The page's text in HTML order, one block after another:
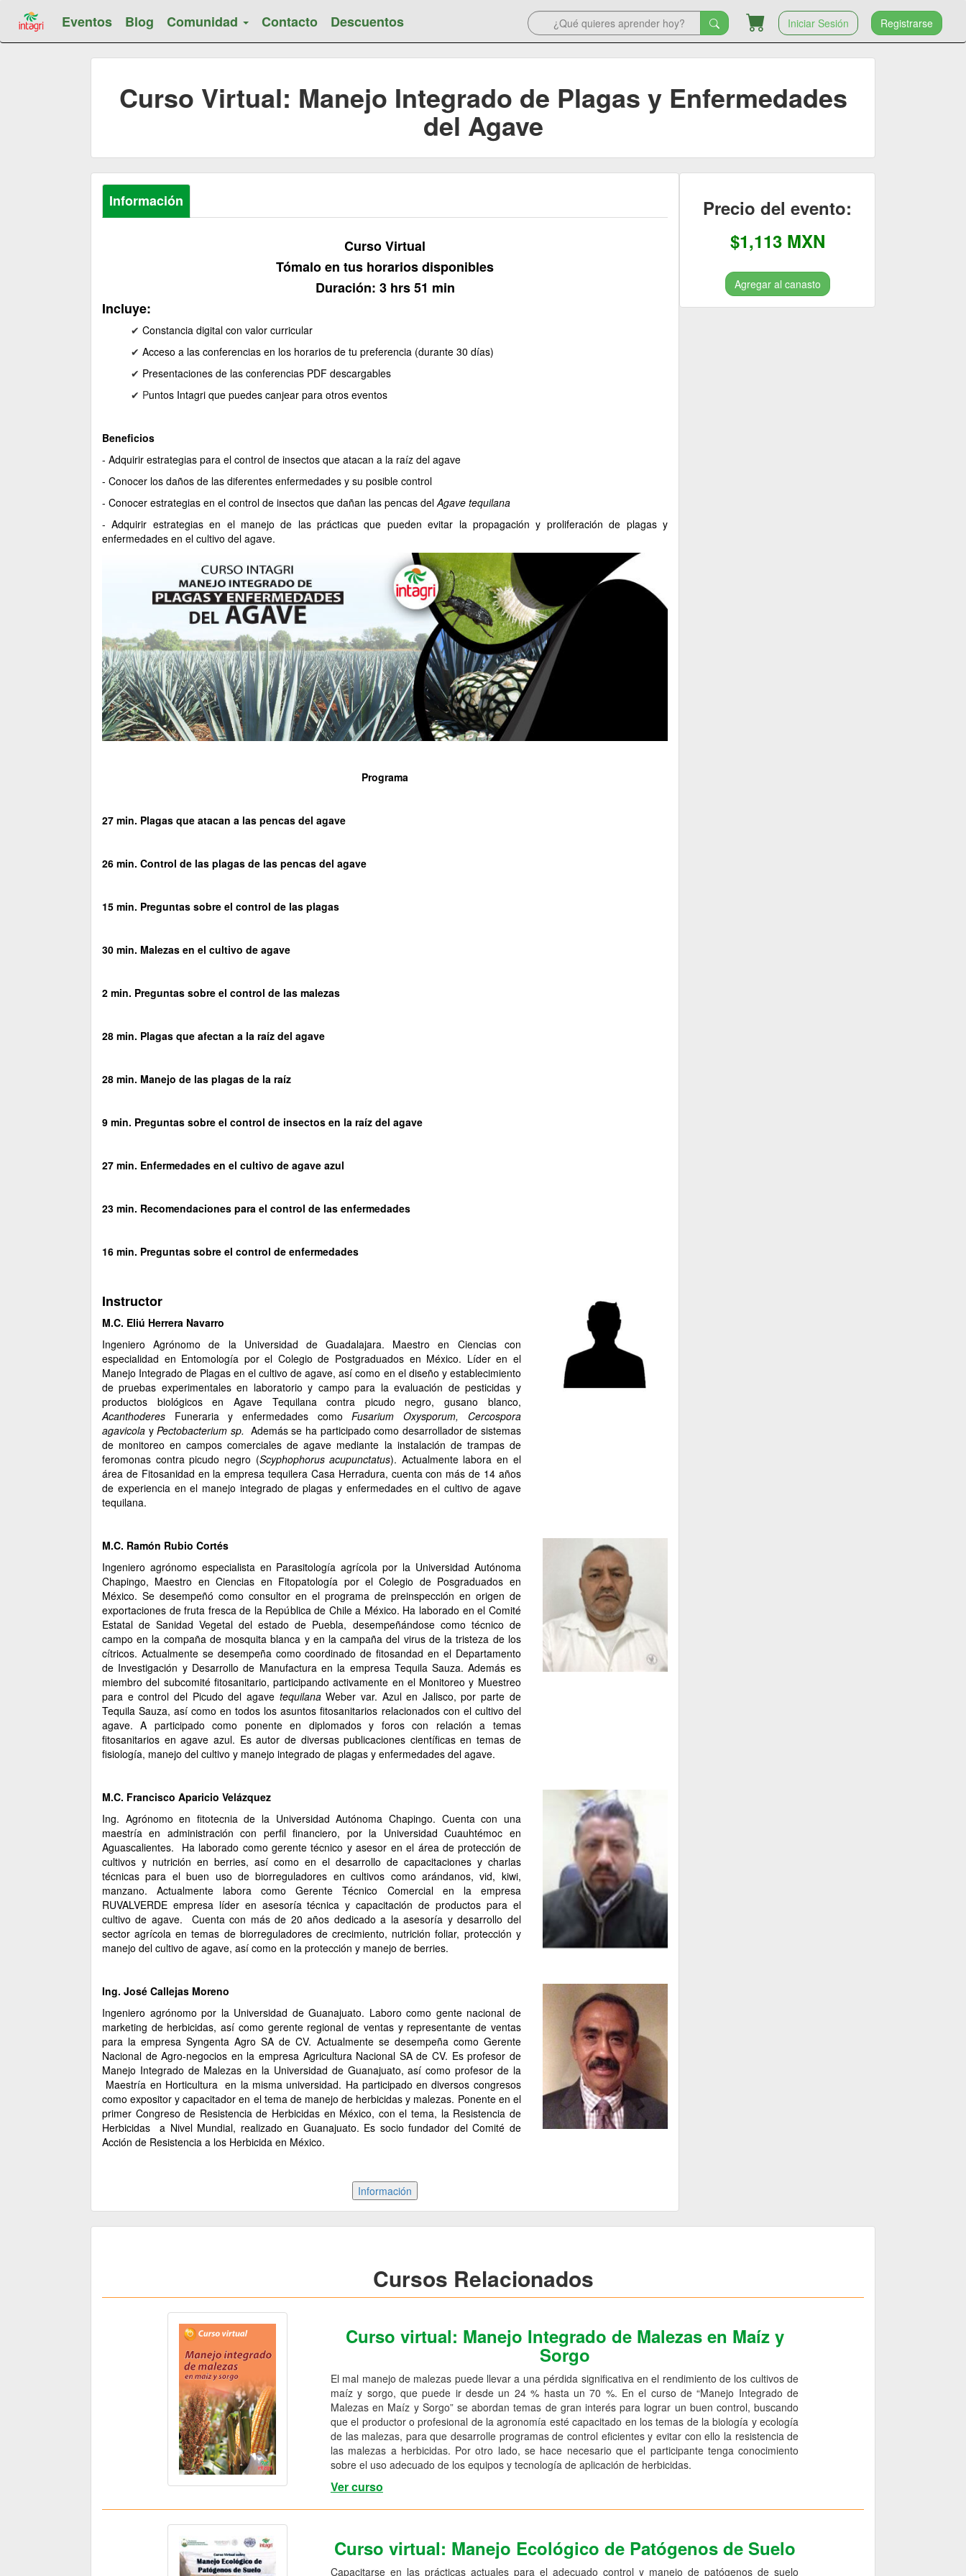
Eventos Blog Comunidad Contacto Descuentos Iniciar Sesión Registrarse
Curso Virtual: Manejo Integrado de Plagas y Enfermedades
del Agave
Información
Curso Virtual
Tómalo en tus horarios disponibles
Duración: 3 hrs 51 min
Incluye:
✔ ​ Constancia digital con valor curricular
✔ Acceso a las conferencias en los horarios de tu preferencia (durante 30 días)
✔ Presentaciones de las conferencias PDF descargables
✔ Puntos Intagri que puedes canjear para otros eventos
Beneficios
- Adquirir estrategias para el control de insectos que atacan a la raíz del agave
- Conocer los daños de las diferentes enfermedades y su posible control
- Conocer estrategias en el control de insectos que dañan las pencas delAgave tequilana
- Adquirir estrategias en el manejo de las prácticas que pueden evitar la propagación y proliferación de plagas y
enfermedades en el cultivo del agave.
Programa
27 min. Plagas que atacan a las pencas del agave
26 min. Control de las plagas de las pencas del agave
15 min. Preguntas sobre el control de las plagas
30 min. Malezas en el cultivo de agave
2 min. Preguntas sobre el control de las malezas
28 min. Plagas que afectan a la raíz del agave
28 min. Manejo de las plagas de la raíz
9 min. Preguntas sobre el control de insectos en la raíz del agave
27 min. Enfermedades en el cultivo de agave azul
23 min. Recomendaciones para el control de las enfermedades
16 min. Preguntas sobre el control de enfermedades
Instructor
M.C. Eliú Herrera Navarro
Ingeniero Agrónomo de la Universidad de Guadalajara. Maestro en Ciencias con
especialidad en Entomología por el Colegio de Postgraduados en México. Líder en el
Manejo Integrado de Plagas en el cultivo de agave, así como en el diseño y establecimiento
de pruebas experimentales en laboratorio y campo para la evaluación de pesticidas y
productos biológicos en Agave Tequilana contra picudo negro, gusano blanco,
Acanthoderes Funeraria y enfermedades comoFusarium Oxysporum, Cercospora
agavicola yPectobacterium sp. Además se ha participado como desarrollador de sistemas
de monitoreo en campos comerciales de agave mediante la instalación de trampas de
feromonas contra picudo negro (Scyphophorus acupunctatus). Actualmente labora en el
área de Fitosanidad en la empresa tequilera Casa Herradura, cuenta con más de 14 años
de experiencia en el manejo integrado de plagas y enfermedades en el cultivo de agave
tequilana.
M.C. Ramón Rubio Cortés
Ingeniero agrónomo especialista en Parasitología agrícola por la Universidad Autónoma
Chapingo, Maestro en Ciencias en Fitopatología por el Colegio de Posgraduados en
México. Se desempeñó como consultor en el programa de preinspección en origen de
exportaciones de fruta fresca de la República de Chile a México. Ha laborado en el Comité
Estatal de Sanidad Vegetal del estado de Puebla, desempeñándose como técnico de
campo en la compaña de mosquita blanca y en la campaña del virus de la tristeza de los
cítricos. Actualmente se desempeña como coordinado de fitosandad en el Departamento
de Investigación y Desarrollo de Manufactura en la empresa Tequila Sauza. Además es
miembro del subcomité fitosanitario, participando activamente en el Monitoreo y Muestreo
para e control del Picudo del agave tequilanaWeber var. Azul en Jalisco, por parte de
Tequila Sauza, así como en todos los asuntos fitosanitarios relacionados con el cultivo del
agave. A participado como ponente en diplomados y foros con relación a temas
fitosanitarios en agave azul. Es autor de diversas publicaciones científicas en temas de
fisiología, manejo del cultivo y manejo integrado de plagas y enfermedades del agave.
M.C. Francisco Aparicio Velázquez
Ing. Agrónomo en fitotecnia de la Universidad Autónoma Chapingo. Cuenta con una
maestría en administración con perfil financiero, por la Universidad Cuauhtémoc en
Aguascalientes. Ha laborado como gerente técnico y asesor en el área de protección de
cultivos y nutrición en berries, así como en el desarrollo de capacitaciones y charlas
técnicas para el buen uso de biorreguladores en cultivos como arándanos, vid, kiwi,
manzano. Actualmente labora como Gerente Técnico Comercial en la empresa
RUVALVERDE empresa líder en asesoría técnica y capacitación de productos para el
cultivo de agave. Cuenta con más de 20 años dedicado a la asesoría y desarrollo del
sector agrícola en temas de biorreguladores de crecimiento, nutrición foliar, protección y
manejo del cultivo de agave, así como en la protección y manejo de berries.
Ing. José Callejas Moreno
Ingeniero agrónomo por la Universidad de Guanajuato. Laboro como gente nacional de
marketing de herbicidas, así como gerente regional de ventas y representante de ventas
para la empresa Syngenta Agro SA de CV. Actualmente se desempeña como Gerente
Nacional de Agro-negocios en la empresa Agricultura Nacional SA de CV. Es profesor de
Manejo Integrado de Malezas en la Universidad de Guanajuato, así como profesor de la
Maestría en Horticultura en la misma universidad. Ha participado en diversos congresos
como expositor y capacitador en el tema de manejo de herbicidas y malezas. Ponente en el
primer Congreso de Resistencia de Herbicidas en México, con el tema, la Resistencia de
Herbicidas a Nivel Mundial, realizado en Guanajuato. Es socio fundador del Comité de
Acción de Resistencia a los Herbicida en México.
Precio del evento:
$1,113 MXN
Agregar al canasto
Cursos Relacionados
Curso virtual: Manejo Integrado de Malezas en Maíz y
Sorgo
El mal manejo de malezas puede llevar a una pérdida significativa en el rendimiento de los cultivos de
maíz y sorgo, que puede ir desde un 24 % hasta un 70 %. En el curso de “Manejo Integrado de
Malezas en Maíz y Sorgo” se abordan temas de gran interés para lograr un buen control, buscando
que el productor o profesional de la agronomía esté capacitado en los temas de la biología y ecología
de las malezas, para que desarrolle programas de control eficientes y evitar con ello la resistencia de
las malezas a herbicidas. Por otro lado, se hace necesario que el participante tenga conocimiento
sobre el uso adecuado de los equipos y tecnología de aplicación de herbicidas.
Ver curso
Curso virtual: Manejo Ecológico de Patógenos de Suelo
Capacitarse en las prácticas actuales para el adecuado control y manejo de patógenos de suelo